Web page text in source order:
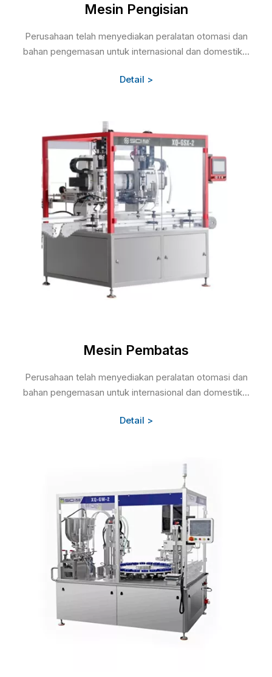
Mesin Pengisian
Perusahaan telah menyediakan peralatan otomasi dan
bahan pengemasan untuk internasional dan domestik...
Detail >
Mesin Pembatas
Perusahaan telah menyediakan peralatan otomasi dan
bahan pengemasan untuk internasional dan domestik...
Detail >